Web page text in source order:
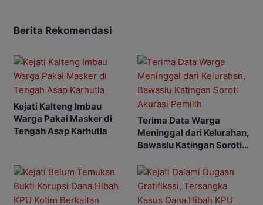
Berita Rekomendasi
Kejati Kalteng Imbau
Warga Pakai Masker di
Tengah Asap Karhutla
Terima Data Warga
Meninggal dari Kelurahan,
Bawaslu Katingan Soroti